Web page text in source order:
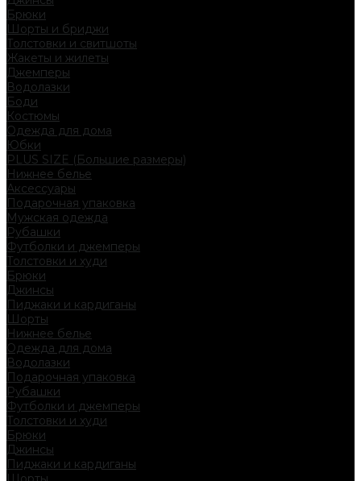
Брюки
Шорты и бриджи
Толстовки и свитшоты
Жакеты и жилеты
Джемперы
Водолазки
Боди
Костюмы
Одежда для дома
Юбки
PLUS SIZE (Большие размеры)
Нижнее белье
Аксессуары
Подарочная упаковка
Мужская одежда
Рубашки
Футболки и джемперы
Толстовки и худи
Брюки
Джинсы
Пиджаки и кардиганы
Шорты
Нижнее белье
Одежда для дома
Водолазки
Подарочная упаковка
Рубашки
Футболки и джемперы
Толстовки и худи
Брюки
Джинсы
Пиджаки и кардиганы